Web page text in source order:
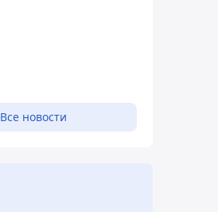
Все новости